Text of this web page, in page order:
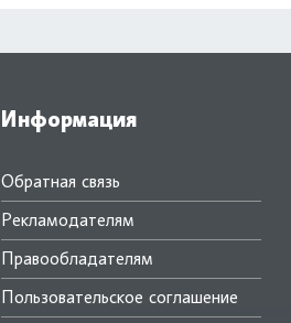
Информация
Обратная связь
Рекламодателям
Правообладателям
Пользовательское соглашение